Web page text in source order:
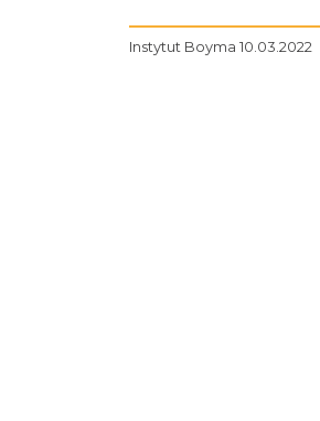
Instytut Boyma 10.03.2022